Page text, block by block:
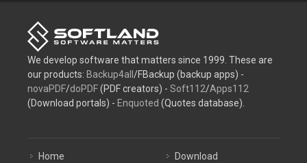
We develop software that matters since 1999. These are
our products: Backup4all /FBackup (backup apps) -
novaPDF/doPDF(PDF creators) - Soft112/Apps112
(Download portals) - Enquoted (Quotes database).
Home
Download